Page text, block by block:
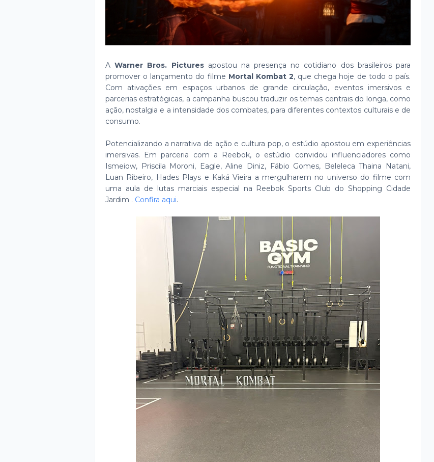
AWarner Bros. Picturesapostou na presença no cotidiano dos brasileiros para
promover o lançamento do filme Mortal Kombat 2, que chega hoje de todo o país.
Com ativações em espaços urbanos de grande circulação, eventos imersivos e
parcerias estratégicas, a campanha buscou traduzir os temas centrais do longa, como
ação, nostalgia e a intensidade dos combates, para diferentes contextos culturais e de
consumo.
Potencializando a narrativa de ação e cultura pop, o estúdio apostou em experiências
imersivas. Em parceria com a Reebok, o estúdio convidou influenciadores como
Ismeiow, Priscila Moroni, Eagle, Aline Diniz, Fábio Gomes, Beleleca Thaina Natani,
Luan Ribeiro, Hades Plays e Kaká Vieira a mergulharem no universo do filme com
uma aula de lutas marciais especial na Reebok Sports Club do Shopping Cidade
Jardim . Confira aqui.